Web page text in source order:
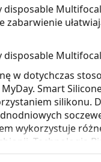
disposable
w dotychczas
Smart
silikonu.
wykorzystuje
Technologia
zapewniały